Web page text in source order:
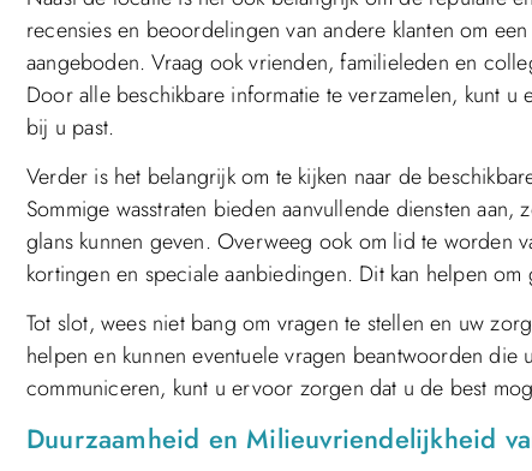
recensies en beoordelingen van andere klanten om
aangeboden. Vraag ook vrienden, familieleden en
Door alle beschikbare informatie te verzamelen, kunt
bij u past.
Verder is het belangrijk om te kijken naar de
Sommige wasstraten bieden aanvullende diensten
glans kunnen geven. Overweeg ook om lid te worden
kortingen en speciale aanbiedingen. Dit kan helpen
Tot slot, wees niet bang om vragen te stellen en uw
helpen en kunnen eventuele vragen beantwoorden
communiceren, kunt u ervoor zorgen dat u de best
Duurzaamheid en Milieuvriendelijkheid